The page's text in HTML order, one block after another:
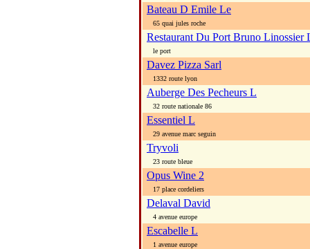
Bateau D Emile Le
65 quai jules roche
Restaurant Du Port Bruno Linossier
le port
Davez Pizza Sarl
1332 route lyon
Auberge Des Pecheurs L
32 route nationale 86
Essentiel L
29 avenue marc seguin
Tryvoli
23 route bleue
Opus Wine 2
17 place cordeliers
Delaval David
4 avenue europe
Escabelle L
1 avenue europe